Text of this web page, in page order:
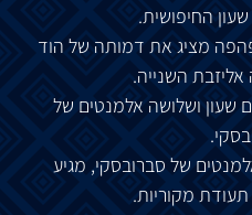
שעון החיפושית.
מציג את דמותה של הוד
השנייה.
שעון ושלושה אלמנטים של
של סברובסקי, מגיע
מקוריות.